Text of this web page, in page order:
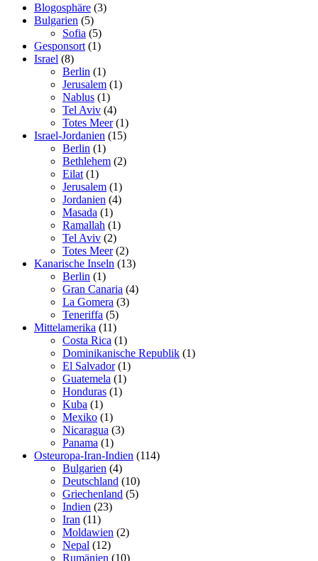
Blogosphäre (3)
Bulgarien (5)
Sofia (5)
Gesponsort (1)
Israel (8)
Berlin (1)
Jerusalem (1)
Nablus (1)
Tel Aviv (4)
Totes Meer(1)
Israel-Jordanien (15)
Berlin (1)
Bethlehem (2)
Eilat (1)
Jerusalem (1)
Jordanien (4)
Masada (1)
Ramallah (1)
Tel Aviv (2)
Totes Meer(2)
Kanarische Inseln (13)
Berlin (1)
Gran Canaria (4)
La Gomera (3)
Teneriffa (5)
Mittelamerika (11)
Costa Rica (1)
Dominikanische Republik (1)
El Salvador(1)
Guatemela (1)
Honduras (1)
Kuba (1)
Mexiko (1)
Nicaragua (3)
Panama (1)
Osteuropa-Iran-Indien (114)
Bulgarien (4)
Deutschland (10)
Griechenland (5)
Indien (23)
Iran (11)
Moldawien (2)
Nepal (12)
Rumänien (10)